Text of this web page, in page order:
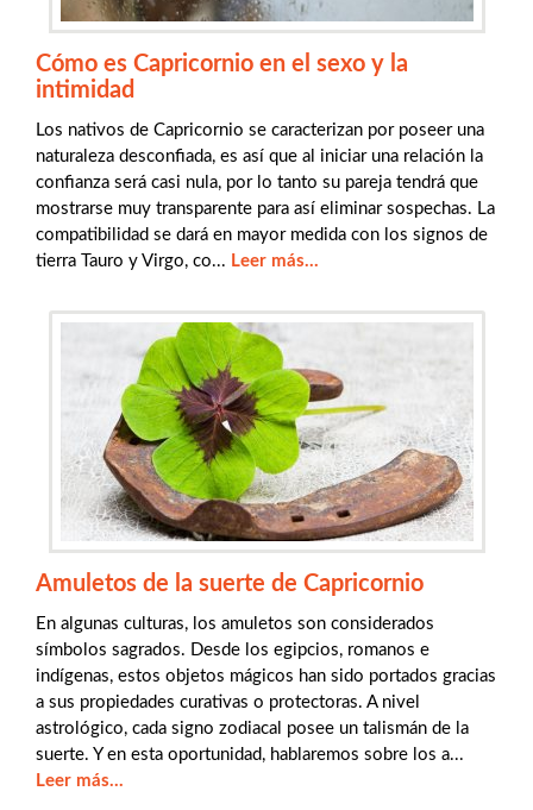
Cómo es Capricornio en el sexo y la
intimidad
Los nativos de Capricornio se caracterizan por poseer una
naturaleza desconfiada, es así que al iniciar una relación la
confianza será casi nula, por lo tanto su pareja tendrá que
mostrarse muy transparente para así eliminar sospechas. La
compatibilidad se dará en mayor medida con los signos de
tierra Tauro y Virgo, co... Leer más...
Amuletos de la suerte de Capricornio
En algunas culturas, los amuletos son considerados
símbolos sagrados. Desde los egipcios, romanos e
indígenas, estos objetos mágicos han sido portados gracias
a sus propiedades curativas o protectoras. A nivel
astrológico, cada signo zodiacal posee un talismán de la
suerte. Y en esta oportunidad, hablaremos sobre los a...
Leer más...